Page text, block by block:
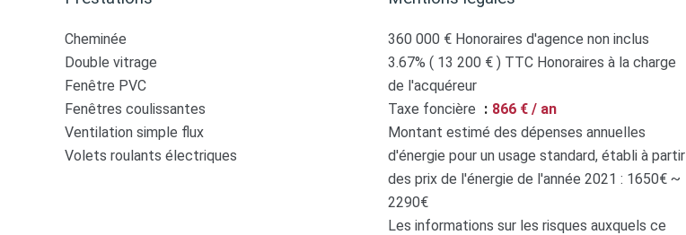
Cheminée
Double vitrage
Fenêtre PVC
Fenêtres coulissantes
Ventilation simple flux
Volets roulants électriques
360 000 € Honoraires d'agence non inclus
3.67% ( 13 200 € ) TTC Honoraires à la charge
de l'acquéreur
Taxe foncière
866 € / an
Montant estimé des dépenses annuelles
d'énergie pour un usage standard, établi à partir
des prix de l'énergie de l'année 2021 : 1650€ ~
2290€
Les informations sur les risques auxquels ce